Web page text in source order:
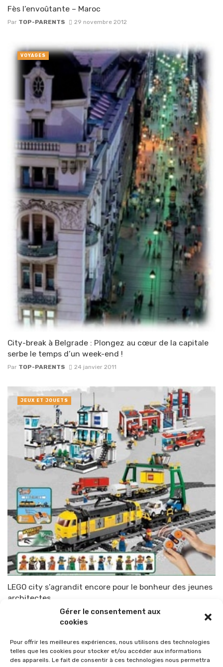
Gérer le consentement aux
cookies
Pour offrir les meilleures expériences, nous utilisons des technologies
telles que les cookies pour stocker et/ou accéder aux informations
des appareils. Le fait de consentir à ces technologies nous permettra
Fès l’envoûtante – Maroc
Par TOP-PARENTS 29 novembre 2012
City-break à Belgrade : Plongez au cœur de la capitale
serbe le temps d’un week-end !
Par TOP-PARENTS 24 janvier 2011
VOYAGES
LEGO city s’agrandit encore pour le bonheur des jeunes
architectes
TOP-PARENTS 15 novembre 2010
JEUX ET JOUETS